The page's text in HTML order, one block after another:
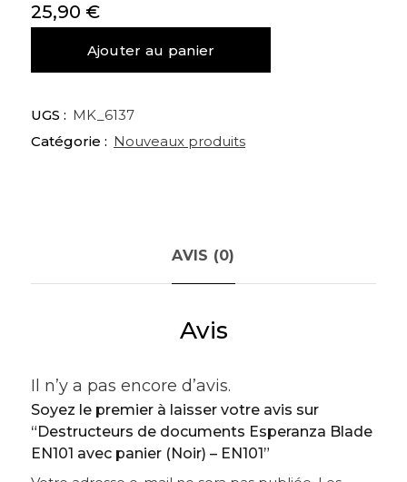
25,90 €
documents
Esperanza
Ajouter au panier
UGS : MK_6137
Catégorie : Nouveaux produits
AVIS (0)
Avis
Il n’y a pas encore d’avis.
Soyez le premier à laisser votre avis sur
“Destructeurs de documents Esperanza Blade
EN101 avec panier (Noir) – EN101”